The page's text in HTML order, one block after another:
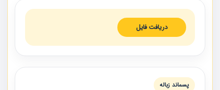
دریافت فایل
پسماند زباله